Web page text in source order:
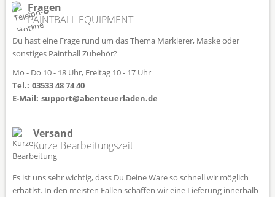
Fragen
PAINTBALL EQUIPMENT
Du hast eine Frage rund um das Thema Markierer, Maske oder
sonstiges Paintball Zubehör?
Mo - Do 10 - 18 Uhr, Freitag 10 - 17 Uhr
Tel.: 03533 48 74 40
E-Mail: support@abenteuerladen.de
Versand
Kurze Bearbeitungszeit
Es ist uns sehr wichtig, dass Du Deine Ware so schnell wir möglich
erhätlst. In den meisten Fällen schaffen wir eine Lieferung innerhalb